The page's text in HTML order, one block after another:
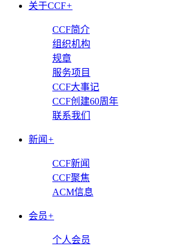
关于CCF+
CCF简介
组织机构
规章
服务项目
CCF大事记
CCF创建60周年
联系我们
新闻 +
CCF新闻
CCF聚焦
ACM信息
会员+
个人会员